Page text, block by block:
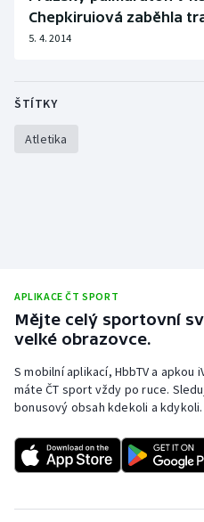
Plážový volejbal
Rychlobruslení
Triatlon
Veslování
Vodní slalom
Volejbal
Chepkiruiová zaběhla
5. 4. 2014
ŠTÍTKY
Atletika
APLIKACE ČT SPORT
Mějte celý sportovní
velké obrazovce.
S mobilní aplikací, HbbTV a
máte ČT sport vždy po ruce.
bonusový obsah kdekoli a kdykoli.